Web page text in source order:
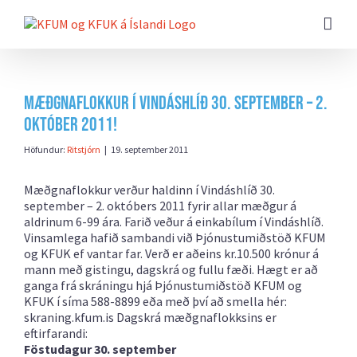
beint
Mæðgnaflokkur í Vindáshlíð 30. september – 2.
október 2011!
Höfundur: Ritstjórn | 19. september 2011
Mæðgnaflokkur verður haldinn í Vindáshlíð 30.
september – 2. októbers 2011 fyrir allar mæðgur á
aldrinum 6-99 ára. Farið veður á einkabílum í Vindáshlíð.
Vinsamlega hafið sambandi við Þjónustumiðstöð KFUM
og KFUK ef vantar far. Verð er aðeins kr.10.500 krónur á
mann með gistingu, dagskrá og fullu fæði. Hægt er að
ganga frá skráningu hjá Þjónustumiðstöð KFUM og
KFUK í síma 588-8899 eða með því að smella hér:
skraning.kfum.is Dagskrá mæðgnaflokksins er
eftirfarandi:
Föstudagur 30. september